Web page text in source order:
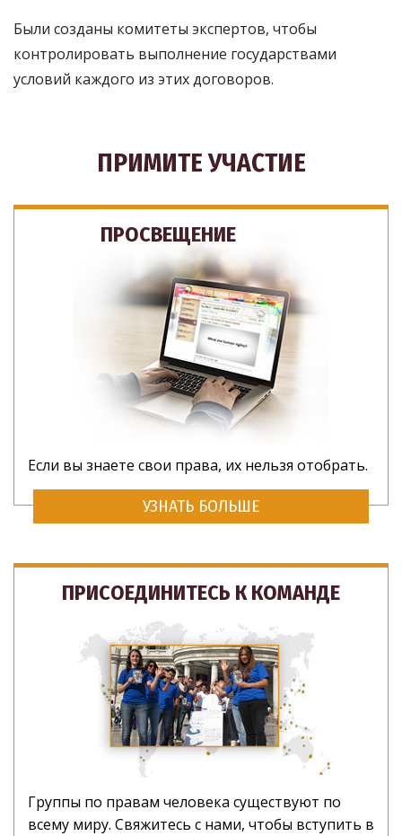
Были созданы комитеты экспертов, чтобы
контролировать выполнение государствами
условий каждого из этих договоров.
ПРИМИТЕ УЧАСТИЕ
ПРОСВЕЩЕНИЕ
Если вы знаете свои права, их нельзя отобрать.
УЗНАТЬ БОЛЬШЕ
ПРИСОЕДИНИТЕСЬ К КОМАНДЕ
Группы по правам человека существуют по
всему миру. Свяжитесь с нами, чтобы вступить в